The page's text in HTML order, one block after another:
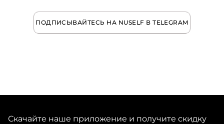
ПОДПИСЫВАЙТЕСЬ НА NUSELF В TELEGRAM
Скачайте наше приложение и получите скидку